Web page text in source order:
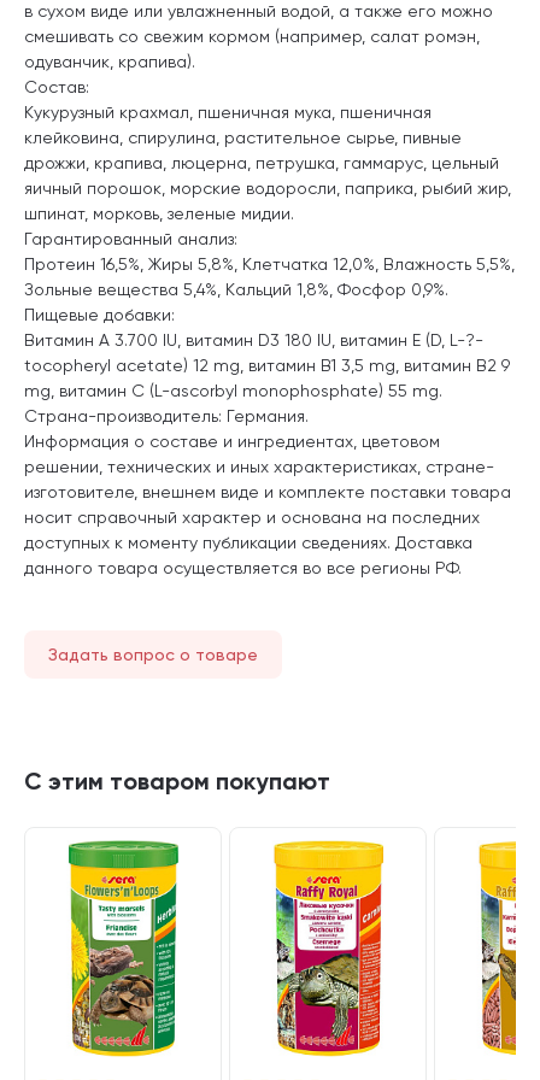
в сухом виде или увлажненный водой, а также его можно
смешивать со свежим кормом (например, салат ромэн,
одуванчик, крапива).
Состав:
Кукурузный крахмал, пшеничная мука, пшеничная
клейковина, спирулина, растительное сырье, пивные
дрожжи, крапива, люцерна, петрушка, гаммарус, цельный
яичный порошок, морские водоросли, паприка, рыбий жир,
шпинат, морковь, зеленые мидии.
Гарантированный анализ:
Протеин 16,5%, Жиры 5,8%, Клетчатка 12,0%, Влажность 5,5%,
Зольные вещества 5,4%, Kальций 1,8%, Фосфор 0,9%.
Пищевые добавки:
Витамин A 3.700 IU, витамин D3 180 IU, витамин E (D, L-?-
tocopheryl acetate) 12 mg, витамин B1 3,5 mg, витамин B2 9
mg, витамин C (L-ascorbyl monophosphate) 55 mg.
Страна-производитель: Германия.
Информация о составе и ингредиентах, цветовом
решении, технических и иных характеристиках, стране-
изготовителе, внешнем виде и комплекте поставки товара
носит справочный характер и основана на последних
доступных к моменту публикации сведениях. Доставка
данного товара осуществляется во все регионы РФ.
Задать вопрос о товаре
С этим товаром покупают